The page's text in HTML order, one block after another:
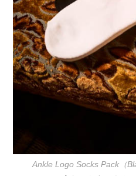
Ankle Logo Socks Pack（